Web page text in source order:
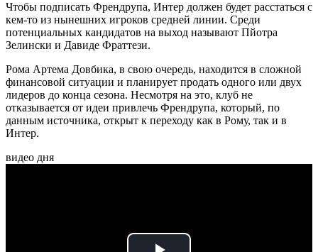
Чтобы подписать Френдрупа, Интер должен будет расстаться с
кем-то из нынешних игроков средней линии. Среди
потенциальных кандидатов на выход называют Пйотра
Зелински и Давиде Фраттези.
Рома Артема Довбика, в свою очередь, находится в сложной
финансовой ситуации и планирует продать одного или двух
лидеров до конца сезона. Несмотря на это, клуб не
отказывается от идеи привлечь Френдрупа, который, по
данным источника, открыт к переходу как в Рому, так и в
Интер.
видео дня